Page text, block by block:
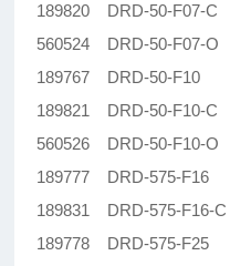
189820 DRD-50-F07-C
560524 DRD-50-F07-O
189767 DRD-50-F10
189821 DRD-50-F10-C
560526 DRD-50-F10-O
189777 DRD-575-F16
189831 DRD-575-F16-C
189778 DRD-575-F25